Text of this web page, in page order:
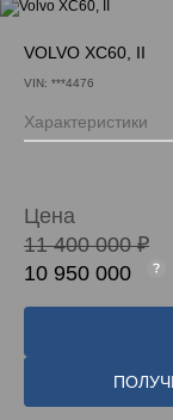
VOLVO XC60, II
VIN: ***4476
Характеристики
Цена
11 400 000 ₽
10 950 000